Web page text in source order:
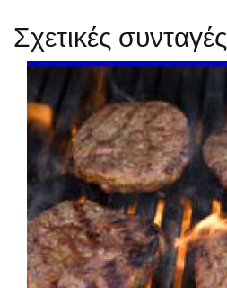
Σχετικές συνταγές